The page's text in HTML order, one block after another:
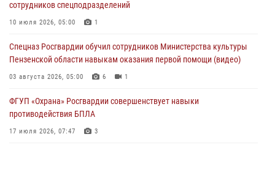
Росгвардия обеспечила безопасность праздничных мероприятий в
День ВДВ в Пензе
сотрудников спецподразделений
10 июля 2026, 05:00 1
Спецназ Росгвардии обучил сотрудников Министерства культуры
Пензенской области навыкам оказания первой помощи (видео)
03 августа 2026, 05:00 6 1
ФГУП «Охрана» Росгвардии совершенствует навыки
противодействия БПЛА
17 июля 2026, 07:47 3